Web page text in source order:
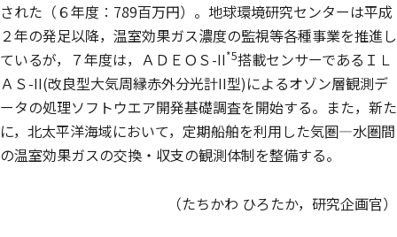
された（６年度：789百万円）。地球環境研究センターは平成
２年の発足以降，温室効果ガス濃度の監視等各種事業を推進し
ているが，７年度は，ＡＤＥＯＳ-II*5搭載センサーであるＩＬ
ＡＳ-II(改良型大気周縁赤外分光計II型)によるオゾン層観測デ
ータの処理ソフトウエア開発基礎調査を開始する。また，新た
に，北太平洋海域において，定期船舶を利用した気圏—水圏間
の温室効果ガスの交換・収支の観測体制を整備する。
（たちかわ ひろたか，研究企画官）